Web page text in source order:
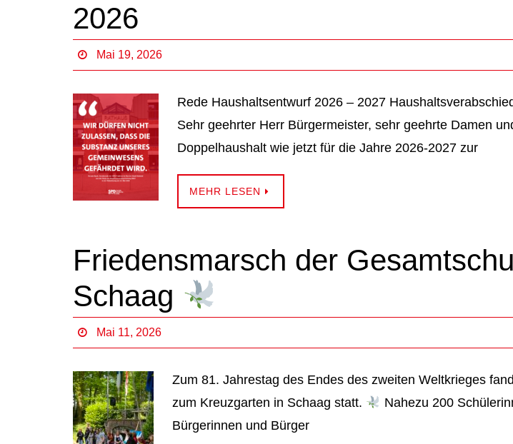
2026
Mai 19, 2026
Rede Haushaltsentwurf 2026 – 2027
Sehr geehrter Herr Bürgermeister, sehr geehrte Damen
Doppelhaushalt wie jetzt für die Jahre 2026-2027 zur
MEHR LESEN
Friedensmarsch der
Schaag
Mai 11, 2026
Zum 81. Jahrestag des Endes des zweiten Weltkrieges
zum Kreuzgarten in Schaag statt.
Nahezu 200
Bürgerinnen und Bürger